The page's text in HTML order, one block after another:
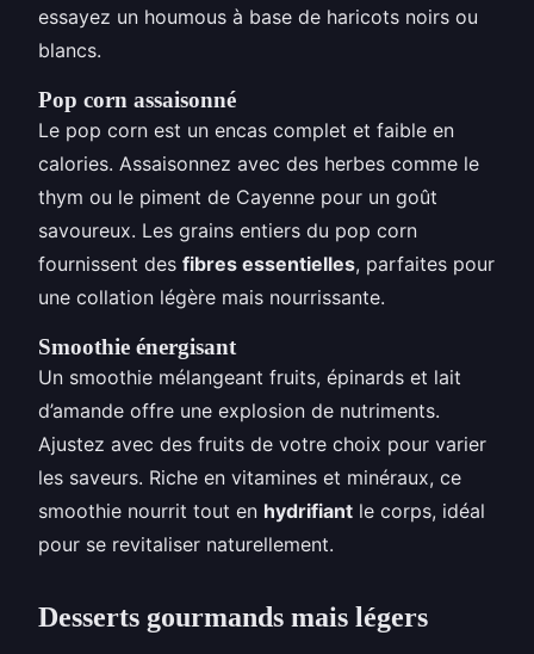
essayez un houmous à base de haricots noirs ou
blancs.
Pop corn assaisonné
Le pop corn est un encas complet et faible en
calories. Assaisonnez avec des herbes comme le
thym ou le piment de Cayenne pour un goût
savoureux. Les grains entiers du pop corn
fournissent des fibres essentielles, parfaites pour
une collation légère mais nourrissante.
Smoothie énergisant
Un smoothie mélangeant fruits, épinards et lait
d’amande offre une explosion de nutriments.
Ajustez avec des fruits de votre choix pour varier
les saveurs. Riche en vitamines et minéraux, ce
smoothie nourrit tout en hydrifiant le corps, idéal
pour se revitaliser naturellement.
Desserts gourmands mais légers